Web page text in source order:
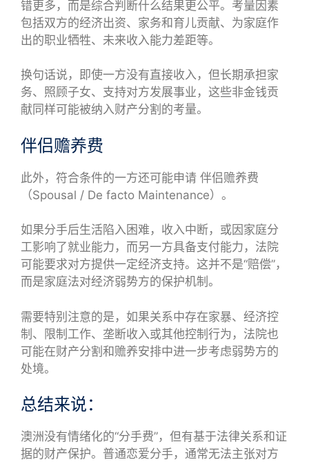
错更多，而是综合判断什么结果更公平。考量因素
包括双方的经济出资、家务和育儿贡献、为家庭作
出的职业牺牲、未来收入能力差距等。
换句话说，即使一方没有直接收入，但长期承担家
务、照顾子女、支持对方发展事业，这些非金钱贡
献同样可能被纳入财产分割的考量。
伴侣赡养费
此外，符合条件的一方还可能申请 伴侣赡养费
（Spousal / De facto Maintenance）。
如果分手后生活陷入困难，收入中断，或因家庭分
工影响了就业能力，而另一方具备支付能力，法院
可能要求对方提供一定经济支持。这并不是“赔偿”，
而是家庭法对经济弱势方的保护机制。
需要特别注意的是，如果关系中存在家暴、经济控
制、限制工作、垄断收入或其他控制行为，法院也
可能在财产分割和赡养安排中进一步考虑弱势方的
处境。
总结来说：
澳洲没有情绪化的“分手费”，但有基于法律关系和证
据的财产保护。普通恋爱分手，通常无法主张对方